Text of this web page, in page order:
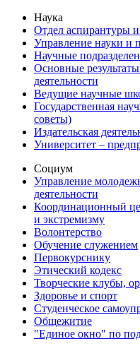
Наука
Отдел аспирантуры
Управление науки и
Научные
Основные
деятельности
Ведущие научные
Государственная
советы)
Издательская
Университет –
Социум
Управление
деятельности
Координационный
и экстремизму
Волонтерство
Обучение служением
Первокурснику
Этический кодекс
Творческие клубы,
Здоровье и спорт
Студенческое
Общежитие
"Единое окно" по